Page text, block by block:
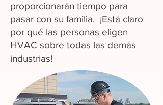
proporcionarán tiempo para
pasar con su familia. ¡Está claro
por qué las personas eligen
HVAC sobre todas las demás
industrias!